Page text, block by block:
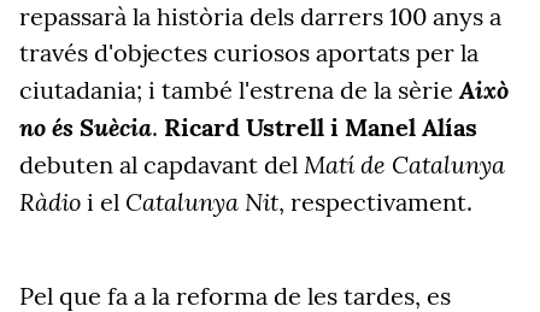
repassarà la història dels darrers 100 anys a
través d'objectes curiosos aportats per la
ciutadania; i també l'estrena de la sèrieAixò
no és Suècia. Ricard Ustrell i Manel Alías
debuten al capdavant del Matí de Catalunya
Ràdio i el Catalunya Nit, respectivament.
Pel que fa a la reforma de les tardes, es